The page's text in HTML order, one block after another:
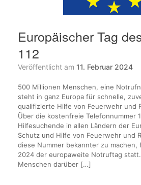
Europäischer Tag
112
Veröffentlicht am 11. Februar 2024
500 Millionen Menschen, eine
steht in ganz Europa für schnelle,
qualifizierte Hilfe von Feuerwehr und
Über die kostenfreie Telefonnummer
Hilfesuchende in allen Ländern der
Schutz und Hilfe von Feuerwehr und
diese Nummer bekannter zu machen,
2024 der europaweite Notruftag statt.
Menschen darüber […]